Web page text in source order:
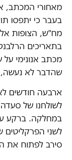
מאחורי המכתב,
בעבר כי יתפסו
מח"ש, הצופות
בתאריכים
מכתב אנונימי
שהדבר לא נעשה,
ארבעה חודשים
לשולחנו של
במחלקה. ברקע
לשני
סירב לפתוח את